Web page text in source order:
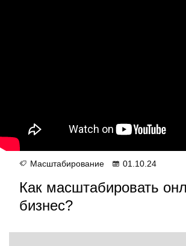
Масштабирование 01.10.24
Как масштабировать
бизнес?